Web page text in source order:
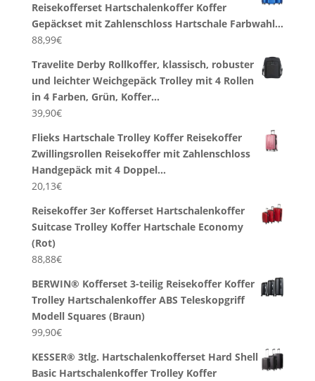
Reisekofferset Hartschalenkoffer Koffer
Gepäckset mit Zahlenschloss Hartschale Farbwahl…
88,99€
Travelite Derby Rollkoffer, klassisch, robuster
und leichter Weichgepäck Trolley mit 4 Rollen
in 4 Farben, Grün, Koffer…
39,90€
Flieks Hartschale Trolley Koffer Reisekoffer
Zwillingsrollen Reisekoffer mit Zahlenschloss
Handgepäck mit 4 Doppel…
20,13€
Reisekoffer 3er Kofferset Hartschalenkoffer
Suitcase Trolley Koffer Hartschale Economy
(Rot)
88,88€
BERWIN® Kofferset 3-teilig Reisekoffer Koffer
Trolley Hartschalenkoffer ABS Teleskopgriff
Modell Squares (Braun)
99,90€
KESSER® 3tlg. Hartschalenkofferset Hard Shell
Basic Hartschalenkoffer Trolley Koffer